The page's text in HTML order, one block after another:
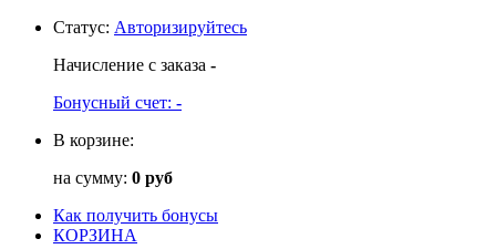
Статус: Авторизируйтесь
Начисление с заказа -
Бонусный счет: -
В корзине:
на сумму: 0 руб
Как получить бонусы
КОРЗИНА